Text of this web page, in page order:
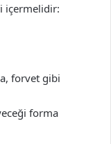
içermelidir:
forvet gibi
forma